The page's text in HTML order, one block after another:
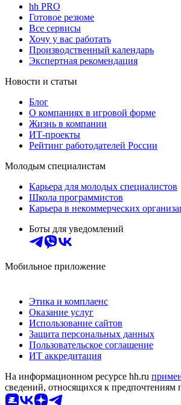
hh PRO
Готовое резюме
Все сервисы
Хочу у вас работать
Производственный календарь
Экспертная рекомендация
Новости и статьи
Блог
О компаниях в игровой форме
Жизнь в компании
ИТ-проекты
Рейтинг работодателей России
Молодым специалистам
Карьера для молодых специалистов
Школа программистов
Карьера в некоммерческих
Боты для уведомлений
Мобильное приложение
Этика и комплаенс
Оказание услуг
Использование сайтов
Защита персональных данных
Пользовательское соглашение
ИТ аккредитация
На информационном ресурсе hh.ru
сведений, относящихся к предпочтениям